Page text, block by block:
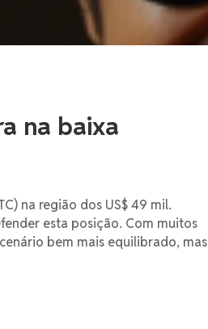
na baixa
na região dos US$ 49 mil.
esta posição. Com muitos
bem mais equilibrado, mas